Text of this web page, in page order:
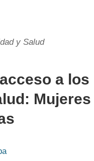
y Salud
a los
Mujeres